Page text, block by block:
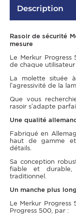
Description
Rasoir de sécurité
mesure
Le Merkur Progress
de chaque utilisateur
La molette située
l’agressivité de la
Que vous
rasoir s’adapte
Une qualité
Fabriqué en
haut de gamme
détails.
Sa conception
fiable et
traditionnel.
Un manche plus
Le Merkur Progress
Progress 500, par :